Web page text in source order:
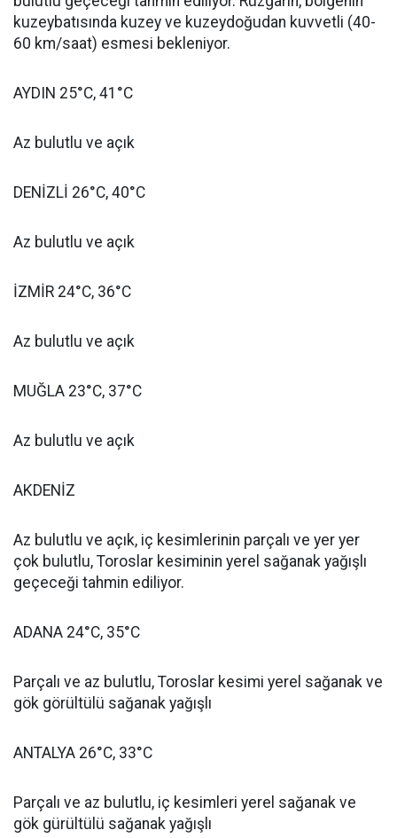
kuzeybatısında kuzey ve kuzeydoğudan kuvvetli (40-
60 km/saat) esmesi bekleniyor.
AYDIN 25°C, 41°C
Az bulutlu ve açık
DENİZLİ 26°C, 40°C
Az bulutlu ve açık
İZMİR 24°C, 36°C
Az bulutlu ve açık
MUĞLA 23°C, 37°C
Az bulutlu ve açık
AKDENİZ
Az bulutlu ve açık, iç kesimlerinin parçalı ve yer yer
çok bulutlu, Toroslar kesiminin yerel sağanak yağışlı
geçeceği tahmin ediliyor.
ADANA 24°C, 35°C
Parçalı ve az bulutlu, Toroslar kesimi yerel sağanak ve
gök görültülü sağanak yağışlı
ANTALYA 26°C, 33°C
Parçalı ve az bulutlu, iç kesimleri yerel sağanak ve
gök gürültülü sağanak yağışlı